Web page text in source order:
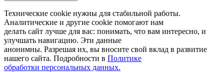
Технические cookie нужны для стабильной работы.
Аналитические и другие cookie помогают нам
делать сайт лучше для вас: понимать, что вам интересно, и
улучшать навигацию. Эти данные
анонимны. Разрешая их, вы вносите свой вклад в развитие
нашего сайта. Подробности в Политике
обработки персональных данных.